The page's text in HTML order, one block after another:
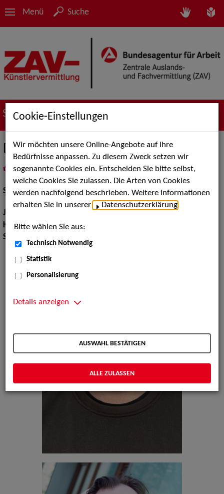
Menü Suche
Suche nach Künstler*innen
Dominik Tobi
als PDF speichern
inMeine Merklistelegen
Schauspiel:Bühne, Film und TV
Jahrgang:
Körpergröße:183 cm
Sprachen:
Cookie-Einstellungen
Wir möchten unsere Online-Angebote auf Ihre
Bedürfnisse anpassen. Zu diesem Zweck setzen wir
sogenannte Cookies ein. Entscheiden Sie bitte selbst,
welche Cookies Sie zulassen. Die Arten von Cookies
werden nachfolgend beschrieben. Weitere Informationen
erhalten Sie in unserer
Datenschutzerklärung
Bitte wählen Sie aus:
Technisch Notwendig
Statistik
Personalisierung
Details anzeigen
AUSWAHL BESTÄTIGEN
ALLE ZULASSEN